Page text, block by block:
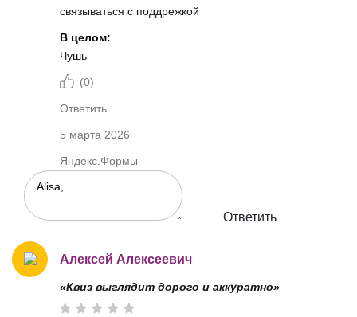
связываться с поддрежкой
В целом:
Чушь
(0)
Ответить
5 марта 2026
Яндекс.Формы
Ответить
Алексей Алексеевич
«Квиз выглядит дорого и аккуратно»